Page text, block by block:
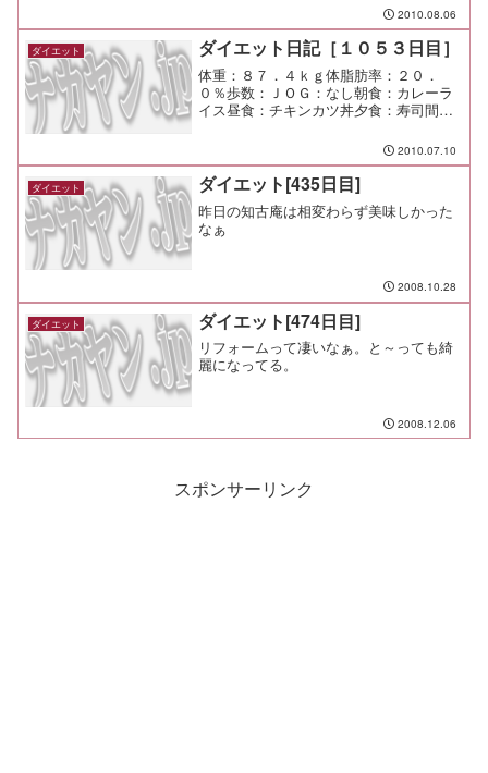
み間食：メモ：仲良しの仲間に友人を紹
介してもらって呑んできた。 異業種交
流って面白いね！！
2010.08.06
ダイエット ダイエット日記［１０５３日目］
体重：８７．４ｋｇ体脂肪率：２０．
０％歩数：ＪＯＧ：なし朝食：カレーラ
イス昼食：チキンカツ丼夕食：寿司間
った。 まだまだ元気とは言え、やっぱ
り衰えているから大事にせにゃぁ。
2010.07.10
ダイエット ダイエット[435日目]
昨日の知古庵は相変わらず美味しかった
なぁ
2008.10.28
ダイエット ダイエット[474日目]
リフォームって凄いなぁ。と～っても綺
麗になってる。
2008.12.06
スポンサーリンク